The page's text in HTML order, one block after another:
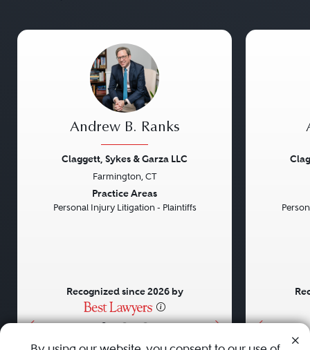
• • •
Andrew B. Ranks
Claggett, Sykes & Garza LLC
Farmington, CT
Practice Areas
Personal Injury Litigation - Plaintiffs
Recognized since 2026 by